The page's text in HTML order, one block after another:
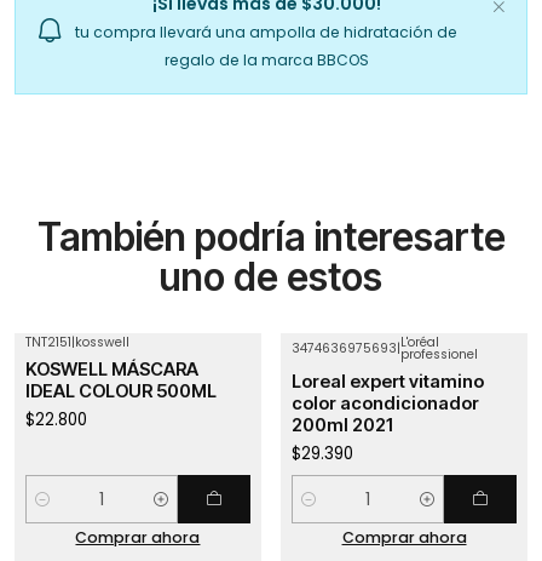
tu compra llevará una ampolla de hidratación de
regalo de la marca BBCOS
También podría interesarte
uno de estos
TNT2151|kosswell
KOSWELL MÁSCARA
IDEAL COLOUR 500ML
$22.800
Cantidad
Comprar ahora
3474636975693|L'oréal
professionel
Loreal expert vitamino
color acondicionador
200ml 2021
$29.390
Cantidad
Comprar ahora